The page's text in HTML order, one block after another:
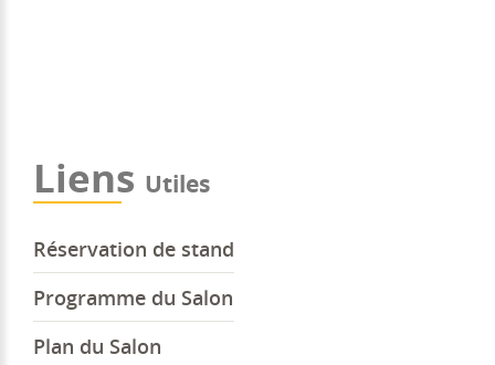
Liens Utiles
Réservation de stand
Programme du Salon
Plan du Salon